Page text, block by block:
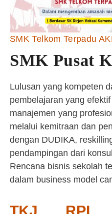
SMK Telkom Terpadu
SMK Pusat
Lulusan yang kompeten
pembelajaran yang
manajemen yang
melalui kemitraan dan
dengan DUDIKA,
pendampingan dari
Rencana bisnis sekolah
dalam business model